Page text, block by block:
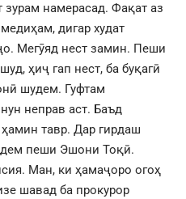
зурам намерасад. Фақат аз
дигар худат
Мегӯяд нест замин. Пеши
ҳиҷ гап нест, ба буқагӣ
шудем. Гуфтам
неправ аст. Баъд
тавр. Дар гирдаш
пеши Эшони Тоқӣ.
Ман, ки ҳамаҷоро огоҳ
шавад ба прокурор